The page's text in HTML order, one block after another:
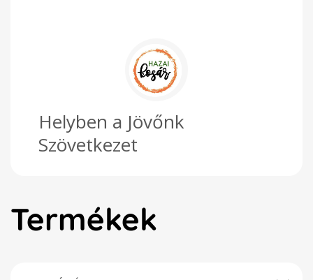
Helyben a Jövőnk
Szövetkezet
Termékek